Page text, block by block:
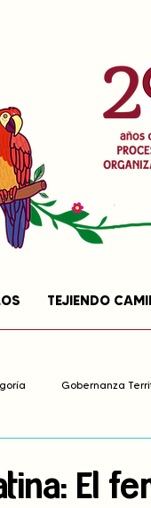
TEJIENDO
Gobernanza
El